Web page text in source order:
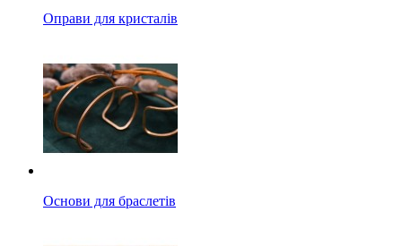
Оправи для кристалів
Основи для браслетів